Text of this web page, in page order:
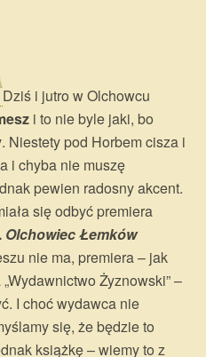
Dziś i jutro w Olchowcu
i to nie byle jaki, bo
. Niestety pod Horbem cisza i
i chyba nie muszę
pewien radosny akcent.
się odbyć premiera
Olchowiec Łemków
nie ma, premiera – jak
Żyznowski” –
I choć wydawca nie
się, że będzie to
książkę – wiemy to z